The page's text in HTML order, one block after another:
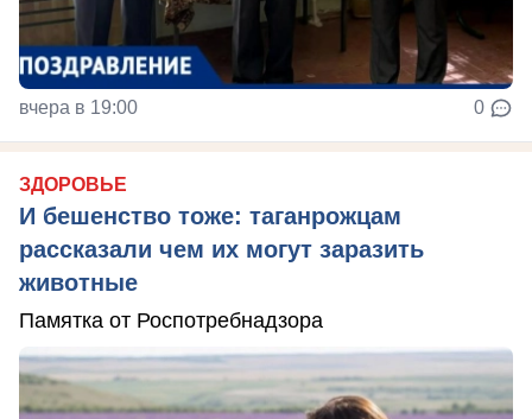
вчера в 19:00 0
ЗДОРОВЬЕ
И бешенство тоже: таганрожцам
рассказали чем их могут заразить
животные
Памятка от Роспотребнадзора